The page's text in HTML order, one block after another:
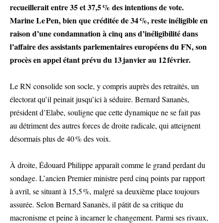
recueillerait entre 35 et 37,5 % des intentions de vote.
Marine Le Pen, bien que créditée de 34 %, reste inéligible en
raison d’une condamnation à cinq ans d’inéligibilité dans
l’affaire des assistants parlementaires européens du FN, son
procès en appel étant prévu du 13 janvier au 12 février.
Le RN consolide son socle, y compris auprès des retraités, un
électorat qu’il peinait jusqu’ici à séduire. Bernard Sananès,
président d’Elabe, souligne que cette dynamique ne se fait pas
au détriment des autres forces de droite radicale, qui atteignent
désormais plus de 40 % des voix.
À droite, Édouard Philippe apparaît comme le grand perdant du
sondage. L’ancien Premier ministre perd cinq points par rapport
à avril, se situant à 15,5 %, malgré sa deuxième place toujours
assurée. Selon Bernard Sananès, il pâtit de sa critique du
macronisme et peine à incarner le changement. Parmi ses rivaux,